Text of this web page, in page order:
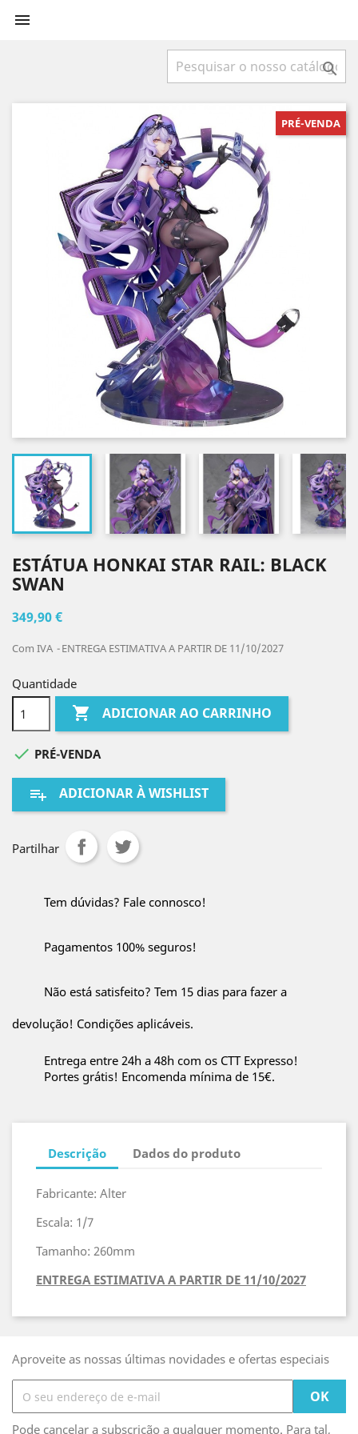


PRÉ-VENDA
ESTÁTUA HONKAI STAR RAIL: BLACK
SWAN
349,90 €
Com IVA ENTREGA ESTIMATIVA A PARTIR DE 11/10/2027
Quantidade
 ADICIONAR AO CARRINHO
 PRÉ-VENDA
playlist_add ADICIONAR À WISHLIST
Partilhar
Tem dúvidas? Fale connosco!
Pagamentos 100% seguros!
Não está satisfeito? Tem 15 dias para fazer a
devolução! Condições aplicáveis.
Entrega entre 24h a 48h com os CTT Expresso!
Portes grátis! Encomenda mínima de 15€.
Descrição Dados do produto
Fabricante: Alter
Escala: 1/7
Tamanho: 260mm
ENTREGA ESTIMATIVA A PARTIR DE 11/10/2027
Aproveite as nossas últimas novidades e ofertas especiais
Pode cancelar a subscrição a qualquer momento. Para tal,